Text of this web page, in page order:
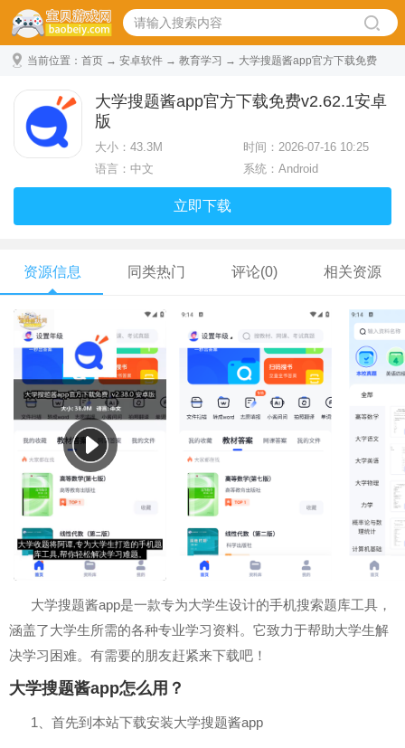
当前位置： 首页 → 安卓软件 → 教育学习 → 大学搜题酱app官方下载免费
大学搜题酱app官方下载免费v2.62.1安卓
版
大小： 43.3M
时间：2026-07-16 10:25
语言：中文
系统：Android
立即下载
资源信息 同类热门 评论(0) 相关资源
大学搜题酱app是一款专为大学生设计的手机搜索题库工具，
涵盖了大学生所需的各种专业学习资料。它致力于帮助大学生解
决学习困难。有需要的朋友赶紧来下载吧！
大学搜题酱app怎么用？
1、首先到本站下载安装大学搜题酱app